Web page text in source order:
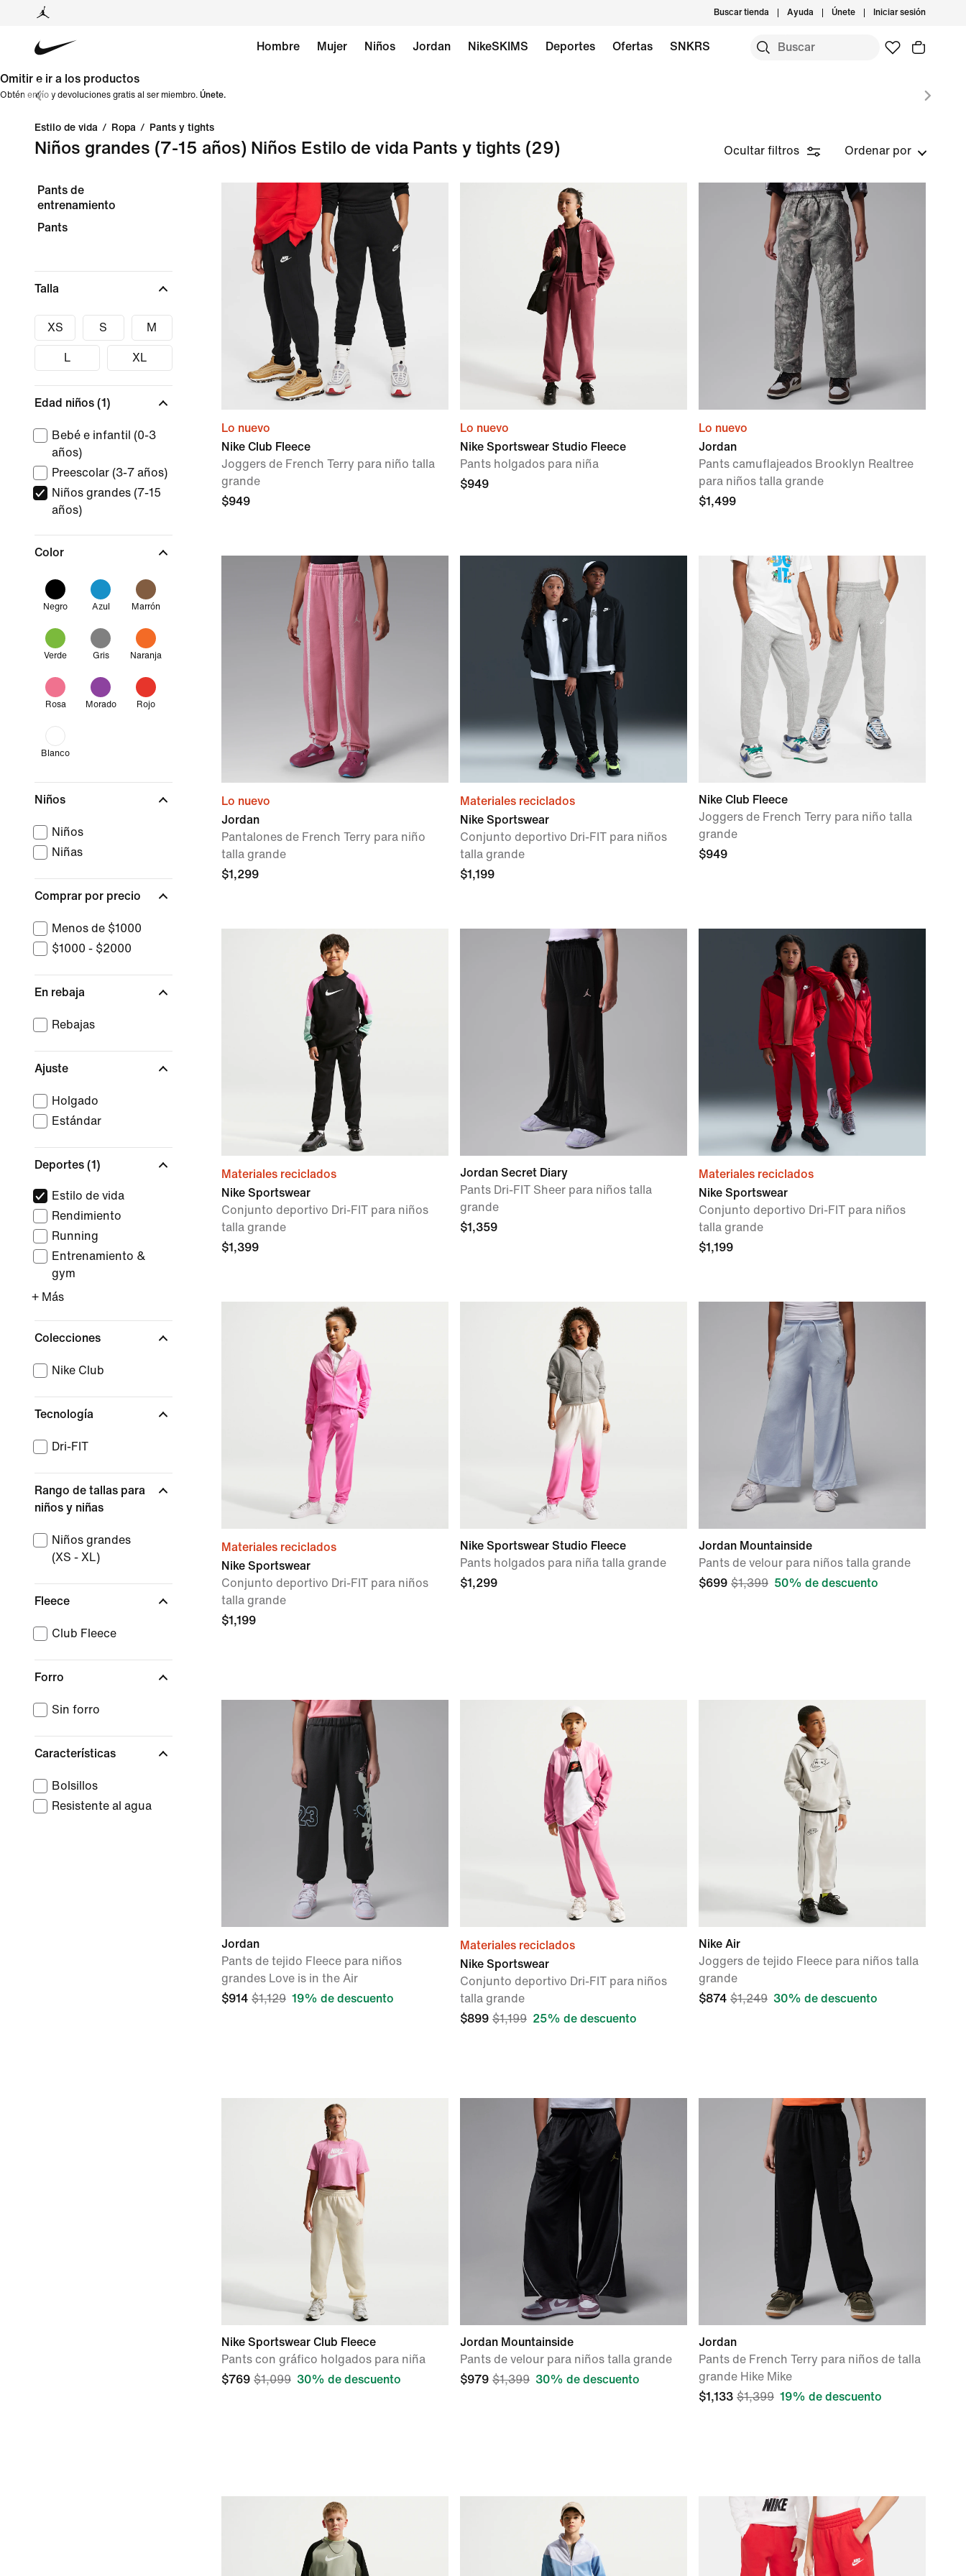
Buscar tienda Ayuda Únete Iniciar sesión
Hombre Mujer Niños Jordan NikeSKIMS Deportes Ofertas SNKRS
Omitir e ir a los productos
Obtén envío y devoluciones gratis al ser miembro. Únete.
Estilo de vida / Ropa / Pants y tights
Niños grandes (7-15 años) Niños Estilo de vida Pants y tights (29) Ocultar filtros Ordenar por
Pants de
entrenamiento
Pants
Talla
XS S M
L XL
Edad niños (1)
Bebé e infantil (0-3
años)
Preescolar (3-7 años)
Niños grandes (7-15
años)
Color
Negro Azul Marrón
Verde Gris Naranja
Rosa Morado Rojo
Blanco
Niños
Niños
Niñas
Comprar por precio
Menos de $1000
$1000 - $2000
En rebaja
Rebajas
Ajuste
Holgado
Estándar
Deportes (1)
Estilo de vida
Rendimiento
Running
Entrenamiento &
gym
+ Más
Colecciones
Nike Club
Tecnología
Dri-FIT
Rango de tallas para
niños y niñas
Niños grandes
(XS - XL)
Fleece
Club Fleece
Forro
Sin forro
Características
Bolsillos
Resistente al agua
Lo nuevo
Nike Club Fleece
Joggers de French Terry para niño talla
grande
$949
Lo nuevo
Nike Sportswear Studio Fleece
Pants holgados para niña
$949
Lo nuevo
Jordan
Pants camuflajeados Brooklyn Realtree
para niños talla grande
$1,499
Lo nuevo
Jordan
Pantalones de French Terry para niño
talla grande
$1,299
Materiales reciclados
Nike Sportswear
Conjunto deportivo Dri-FIT para niños
talla grande
$1,199
Nike Club Fleece
Joggers de French Terry para niño talla
grande
$949
Materiales reciclados
Nike Sportswear
Conjunto deportivo Dri-FIT para niños
talla grande
$1,399
Jordan Secret Diary
Pants Dri-FIT Sheer para niños talla
grande
$1,359
Materiales reciclados
Nike Sportswear
Conjunto deportivo Dri-FIT para niños
talla grande
$1,199
Materiales reciclados
Nike Sportswear
Conjunto deportivo Dri-FIT para niños
talla grande
$1,199
Nike Sportswear Studio Fleece
Pants holgados para niña talla grande
$1,299
Jordan Mountainside
Pants de velour para niños talla grande
$699 $1,399 50% de descuento
Jordan
Pants de tejido Fleece para niños
grandes Love is in the Air
$914 $1,129 19% de descuento
Materiales reciclados
Nike Sportswear
Conjunto deportivo Dri-FIT para niños
talla grande
$899 $1,199 25% de descuento
Nike Air
Joggers de tejido Fleece para niños talla
grande
$874 $1,249 30% de descuento
Nike Sportswear Club Fleece
Pants con gráfico holgados para niña
$769 $1,099 30% de descuento
Jordan Mountainside
Pants de velour para niños talla grande
$979 $1,399 30% de descuento
Jordan
Pants de French Terry para niños de talla
grande Hike Mike
$1,133 $1,399 19% de descuento